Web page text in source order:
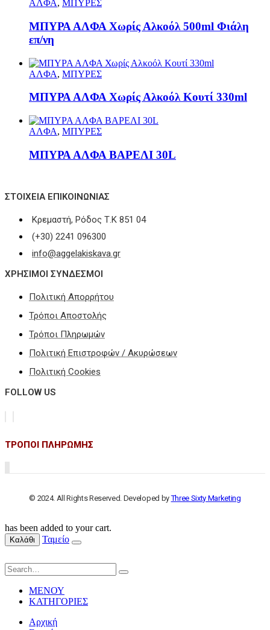
ΑΛΦΑ, ΜΠΥΡΕΣ
ΜΠΥΡΑ ΑΛΦΑ Χωρίς Αλκοόλ 500ml Φιάλη
επ/νη
ΑΛΦΑ, ΜΠΥΡΕΣ
ΜΠΥΡΑ ΑΛΦΑ Χωρίς Αλκοόλ Κουτί 330ml
ΑΛΦΑ, ΜΠΥΡΕΣ
ΜΠΥΡΑ ΑΛΦΑ ΒΑΡΕΛΙ 30L
ΣΤΟΙΧΕΊΑ ΕΠΙΚΟΙΝΩΝΊΑΣ
Κρεμαστή, Ρόδος Τ.Κ 851 04
(+30) 2241 096300
info@aggelakiskava.gr
ΧΡΗΣΙΜΟΙ ΣΥΝΔΕΣΜΟΙ
Πολιτική Απορρήτου
Τρόποι Αποστολής
Τρόποι Πληρωμών
Πολιτική Επιστροφών / Ακυρώσεων
Πολιτική Cookies
FOLLOW US
ΤΡΟΠΟΙ ΠΛΗΡΩΜΗΣ
© 2024. All Rights Reserved. Developed byThree Sixty Marketing
has been added to your cart.
Καλάθι Ταμείο
ΜΕΝΟΥ
ΚΑΤΗΓΟΡΙΕΣ
Αρχική